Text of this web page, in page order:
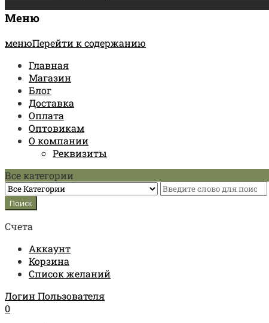
Меню
менюПерейти к содержанию
Главная
Магазин
Блог
Доставка
Оплата
Оптовикам
О компании
Реквизиты
Все категории
Счета
Аккаунт
Корзина
Список желаний
Логин Пользователя
0